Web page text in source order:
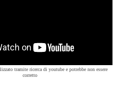
tramite ricerca di youtube e potrebbe non essere
corretto